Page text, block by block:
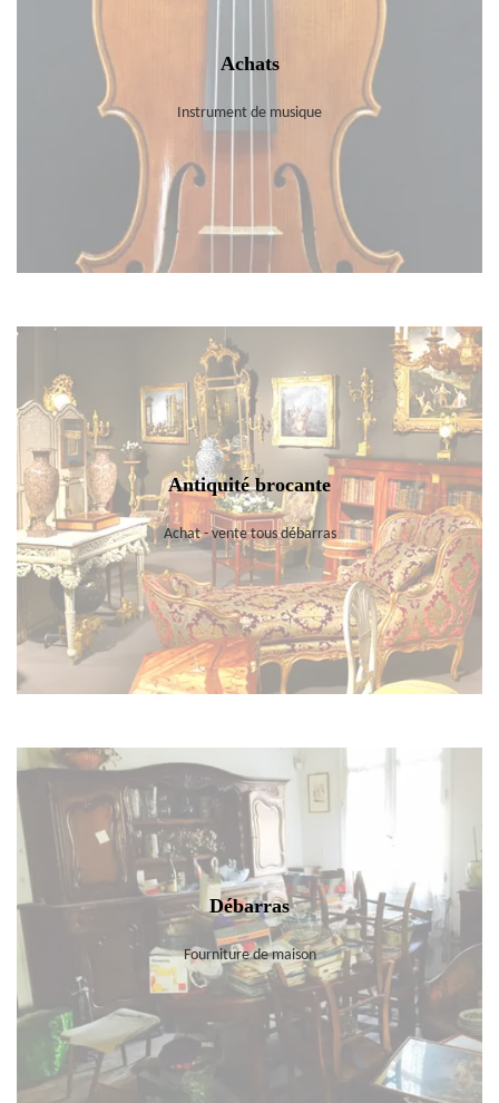
Achats
Instrument de musique
Antiquité brocante
Achat - vente tous débarras
Débarras
Fourniture de maison